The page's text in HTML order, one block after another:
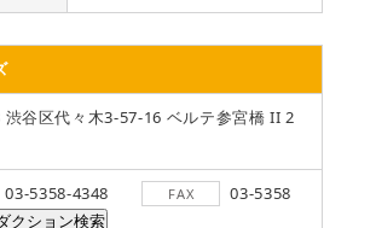
谷区代々木3-57-16 ベルテ参宮橋 II 2
03-5358-4348 FAX
03-5358